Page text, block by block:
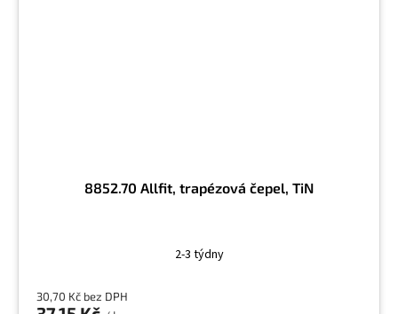
8852.70 Allfit, trapézová čepel, TiN
2-3 týdny
30,70 Kč bez DPH